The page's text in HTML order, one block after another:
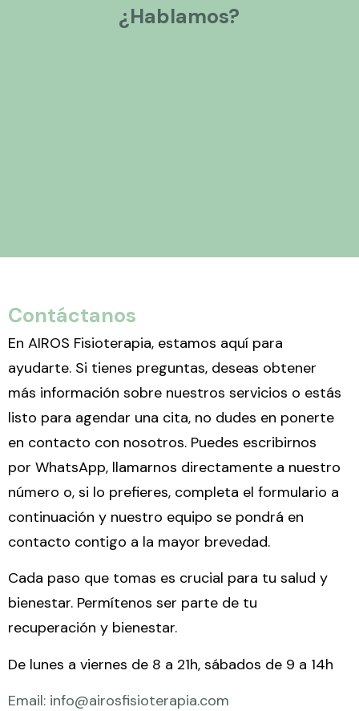
¿Hablamos?
Contáctanos
En AIROS Fisioterapia, estamos aquí para
ayudarte. Si tienes preguntas, deseas obtener
más información sobre nuestros servicios o estás
listo para agendar una cita, no dudes en ponerte
en contacto con nosotros. Puedes escribirnos
por WhatsApp, llamarnos directamente a nuestro
número o, si lo prefieres, completa el formulario a
continuación y nuestro equipo se pondrá en
contacto contigo a la mayor brevedad.
Cada paso que tomas es crucial para tu salud y
bienestar. Permítenos ser parte de tu
recuperación y bienestar.
De lunes a viernes de 8 a 21h, sábados de 9 a 14h
Email: info@airosfisioterapia.com